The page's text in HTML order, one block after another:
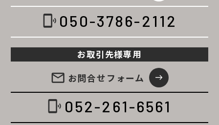
phonelink_ring 050-3786-2112
お取引先様専用
email お問合せフォーム east
phonelink_ring 052-261-6561